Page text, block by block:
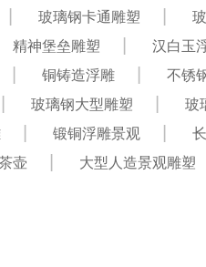
玻璃钢卡通雕塑
精神堡垒雕塑 汉白玉
铜铸造浮雕 不锈
玻璃钢大型雕塑 玻
锻铜浮雕景观
壶 大型人造景观雕塑